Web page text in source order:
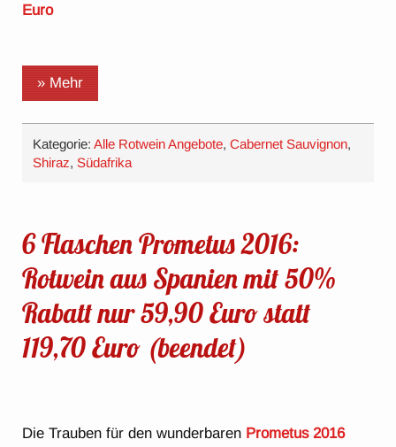
Euro
» Mehr
Kategorie:Alle Rotwein Angebote,Cabernet Sauvignon,
Shiraz,Südafrika
6 Flaschen Prometus 2016:
Rotwein aus Spanien mit 50%
Rabatt nur 59,90 Euro statt
119,70 Euro (beendet)
Die Trauben für den wunderbaren Prometus 2016